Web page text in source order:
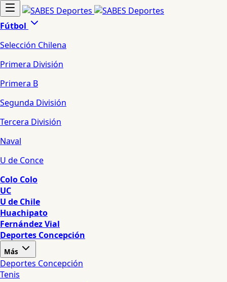
Fútbol
Selección Chilena
Primera División
Primera B
Segunda División
Tercera División
Naval
U de Conce
Colo Colo
UC
U de Chile
Huachipato
Fernández Vial
Deportes Concepción
Más
Deportes Concepción
Tenis